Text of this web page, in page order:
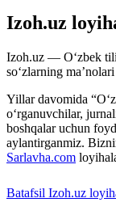
Izoh.uz
Izoh.uz — O‘zbek
so‘zlarning
Yillar davomida
o‘rganuvchilar,
boshqalar uchun
aylantirganmiz.
Sarlavha.com
Batafsil Izoh.uz